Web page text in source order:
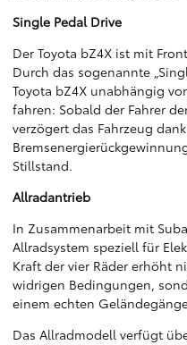
Single Pedal Drive
Der Toyota bZ4X ist mit
Durch das sogenannte
Toyota bZ4X unabhängig
fahren: Sobald der Fahrer
verzögert das Fahrzeug
Stillstand.
Allradantrieb
In Zusammenarbeit mit
Allradsystem speziell für
Kraft der vier Räder erhöht
widrigen Bedingungen,
einem echten
Das Allradmodell verfügt